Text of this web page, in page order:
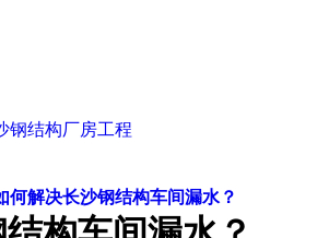
钢结构厂房工程
何解决长沙钢结构车间漏水？